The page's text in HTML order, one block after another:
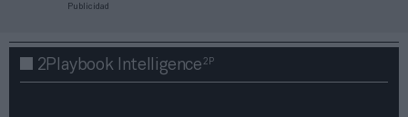
Publicidad
2Playbook Intelligence2P